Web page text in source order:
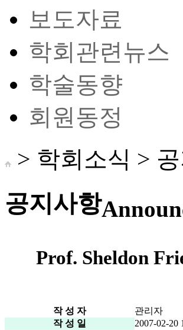
보도자료
학회관련뉴스
학술동향
회원동정
> 학회소식 >
공지사항
Prof. Sheldon
작 성 자
관리자
작 성 일
2007-02-20